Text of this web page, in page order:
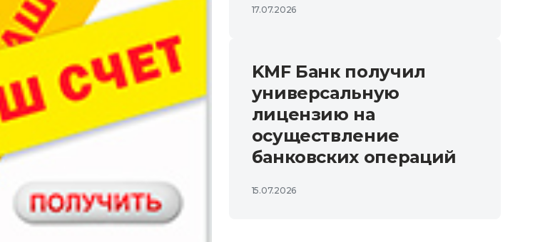
17.07.2026
KMF Банк получил
универсальную
лицензию на
осуществление
банковских операций
15.07.2026